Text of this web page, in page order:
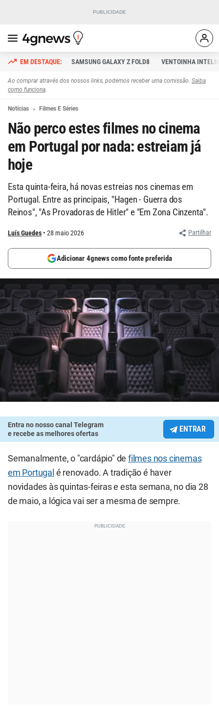
SAMSUNG GALAXY Z FOLD8 VENTOINHA
Ao comprar através dos nossos links, podemos receber uma comissão. Saiba
como funciona.
Notícias Filmes E Séries
Não perco estes filmes no cinema
em Portugal por nada: estreiam já
hoje
Esta quinta-feira, há novas estreias nos cinemas em
Portugal. Entre as principais, "Hagen - Guerra dos
Reinos", "As Provadoras de Hitler" e "Em Zona Cinzenta".
Luís Guedes 28 maio 2026 Partilhar
Adicionar 4gnews como fonte preferida
Entra no nosso canal Telegram
e recebe as melhores ofertas
ENTRAR
Semanalmente, o "cardápio" defilmes nos cinemas
em Portugal é renovado. A tradição é haver
novidades às quintas-feiras e esta semana, no dia 28
de maio, a lógica vai ser a mesma de sempre.